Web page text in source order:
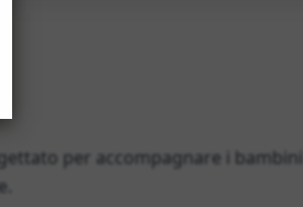
per accompagnare i